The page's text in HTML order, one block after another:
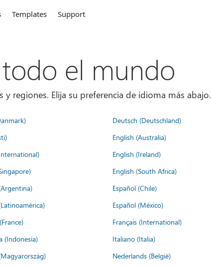
Templates Support
el mundo
regiones. Elija su preferencia de idioma más abajo.
Deutsch (Deutschland)
English (Australia)
English (Ireland)
English (South Africa)
Español (Chile)
Español (México)
Français (International)
(Indonesia) Italiano (Italia)
Nederlands (België)